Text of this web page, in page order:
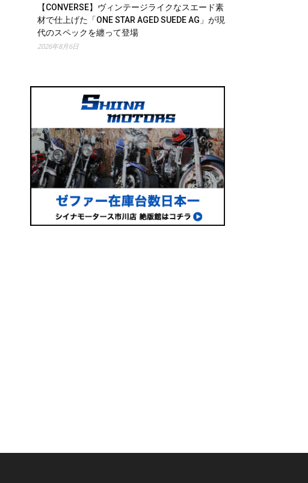
【CONVERSE】ヴィンテージライクなスエード素
材で仕上げた「ONE STAR AGED SUEDE AG」が現
代のスペックを纏って登場
2026年8月6日